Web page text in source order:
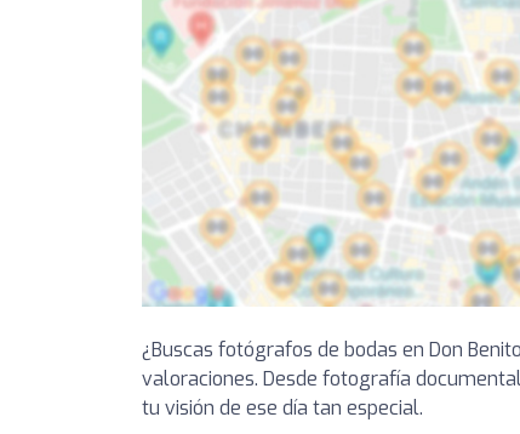
¿Buscas fotógrafos de bodas en Don
valoraciones. Desde fotografía
tu visión de ese día tan especial.